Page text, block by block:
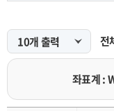
전
좌표계 :